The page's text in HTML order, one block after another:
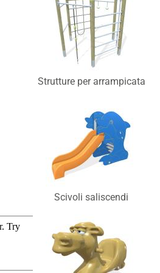
Strutture per arrampicata
Scivoli saliscendi